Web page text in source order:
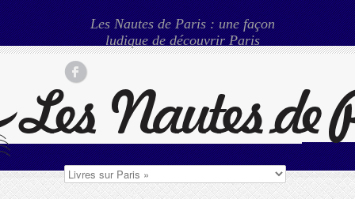
Les Nautes de Paris : une façon
ludique de découvrir Paris